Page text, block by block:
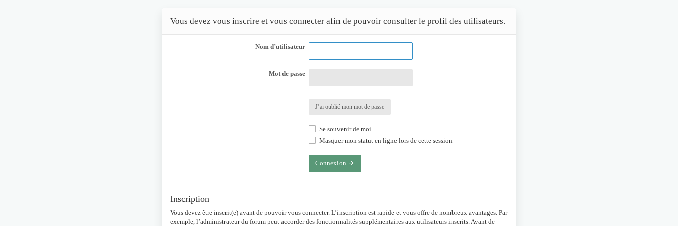
Vous devez vous inscrire et vous connecter afin de pouvoir consulter le profil des utilisateurs.
Nom d’utilisateur
Mot de passe
J’ai oublié mon mot de passe
Se souvenir de moi
Masquer mon statut en ligne lors de cette session
Connexion
Inscription
Vous devez être inscrit(e) avant de pouvoir vous connecter. L’inscription est rapide et vous offre de nombreux avantages. Par
exemple, l’administrateur du forum peut accorder des fonctionnalités supplémentaires aux utilisateurs inscrits. Avant de